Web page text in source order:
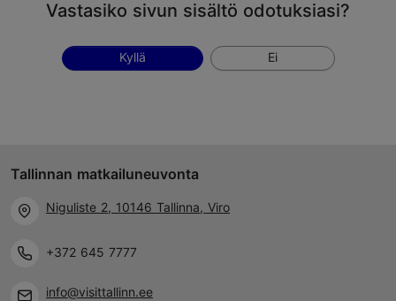
Vastasiko sivun sisältö odotuksiasi?
Kyllä Ei
Tallinnan matkailuneuvonta
Niguliste 2, 10146 Tallinna, Viro
+372 645 7777
info@visittallinn.ee